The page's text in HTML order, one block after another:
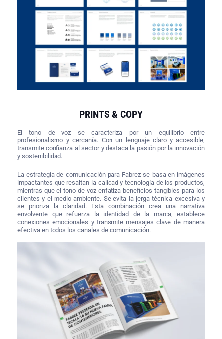
PRINTS & COPY
El tono de voz se caracteriza por un equilibrio entre
profesionalismo y cercanía. Con un lenguaje claro y accesible,
transmite confianza al sector y destaca la pasión por la innovación
y sostenibilidad.
La estrategia de comunicación para Fabrez se basa en imágenes
impactantes que resaltan la calidad y tecnología de los productos,
mientras que el tono de voz enfatiza beneficios tangibles para los
clientes y el medio ambiente. Se evita la jerga técnica excesiva y
se prioriza la claridad. Esta combinación crea una narrativa
envolvente que refuerza la identidad de la marca, establece
conexiones emocionales y transmite mensajes clave de manera
efectiva en todos los canales de comunicación.